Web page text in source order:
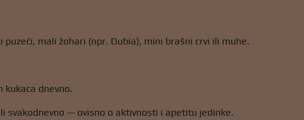
puzeći, mali žohari (npr. Dubia), mini brašni crvi ili muhe.
kukaca dnevno.
svakodnevno — ovisno o aktivnosti i apetitu jedinke.